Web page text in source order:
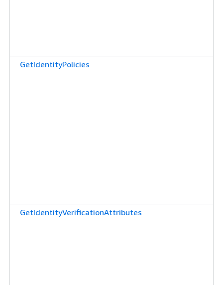
GetIdentityPolicies
GetIdentityVerificationAttributes